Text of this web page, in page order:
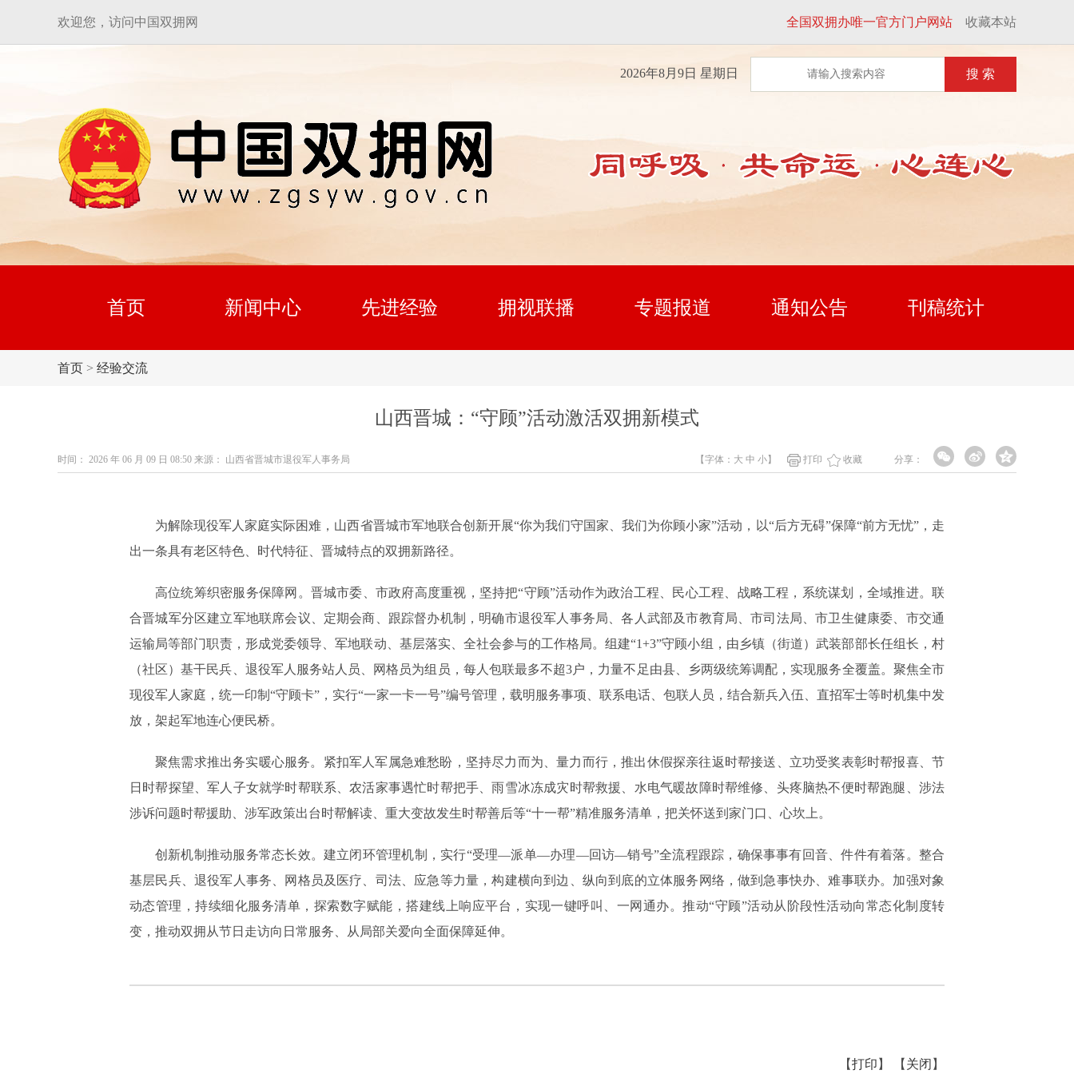
欢迎您，访问中国双拥网 全国双拥办唯一官方门户网站 收藏本站
搜 索
2026年8月9日 星期日
首页 新闻中心 先进经验 拥视联播 专题报道 通知公告 刊稿统计
首页 > 经验交流
山西晋城：“守顾”活动激活双拥新模式
时间： 2026 年 06 月 09 日 08:50 来源： 山西省晋城市退役军人事务局 分享：
【字体： 大 中 小】 打印 收藏
为解除现役军人家庭实际困难，山西省晋城市军地联合创新开展“你为我们守国家、我们为你顾小家”活动，以“后方无碍”保障“前方无忧”，走
出一条具有老区特色、时代特征、晋城特点的双拥新路径。
高位统筹织密服务保障网。晋城市委、市政府高度重视，坚持把“守顾”活动作为政治工程、民心工程、战略工程，系统谋划，全域推进。联
合晋城军分区建立军地联席会议、定期会商、跟踪督办机制，明确市退役军人事务局、各人武部及市教育局、市司法局、市卫生健康委、市交通
运输局等部门职责，形成党委领导、军地联动、基层落实、全社会参与的工作格局。组建“1+3”守顾小组，由乡镇（街道）武装部部长任组长，村
（社区）基干民兵、退役军人服务站人员、网格员为组员，每人包联最多不超3户，力量不足由县、乡两级统筹调配，实现服务全覆盖。聚焦全市
现役军人家庭，统一印制“守顾卡”，实行“一家一卡一号”编号管理，载明服务事项、联系电话、包联人员，结合新兵入伍、直招军士等时机集中发
放，架起军地连心便民桥。
聚焦需求推出务实暖心服务。紧扣军人军属急难愁盼，坚持尽力而为、量力而行，推出休假探亲往返时帮接送、立功受奖表彰时帮报喜、节
日时帮探望、军人子女就学时帮联系、农活家事遇忙时帮把手、雨雪冰冻成灾时帮救援、水电气暖故障时帮维修、头疼脑热不便时帮跑腿、涉法
涉诉问题时帮援助、涉军政策出台时帮解读、重大变故发生时帮善后等“十一帮”精准服务清单，把关怀送到家门口、心坎上。
创新机制推动服务常态长效。建立闭环管理机制，实行“受理—派单—办理—回访—销号”全流程跟踪，确保事事有回音、件件有着落。整合
基层民兵、退役军人事务、网格员及医疗、司法、应急等力量，构建横向到边、纵向到底的立体服务网络，做到急事快办、难事联办。加强对象
动态管理，持续细化服务清单，探索数字赋能，搭建线上响应平台，实现一键呼叫、一网通办。推动“守顾”活动从阶段性活动向常态化制度转
变，推动双拥从节日走访向日常服务、从局部关爱向全面保障延伸。
【打印 】 【 关闭 】